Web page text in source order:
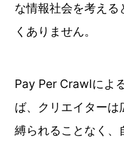
な情報社会を考える
くありません。
Pay Per Crawlによ
ば、クリエイター
縛られることなく